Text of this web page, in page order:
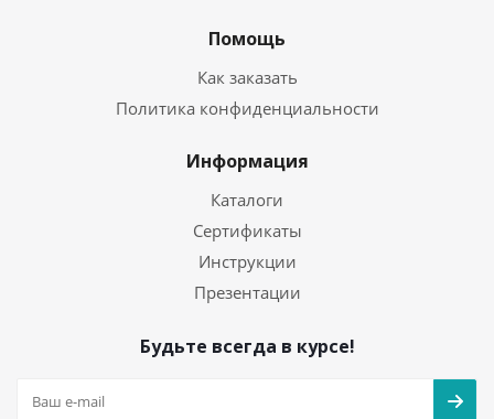
Помощь
Как заказать
Политика конфиденциальности
Информация
Каталоги
Сертификаты
Инструкции
Презентации
Будьте всегда в курсе!